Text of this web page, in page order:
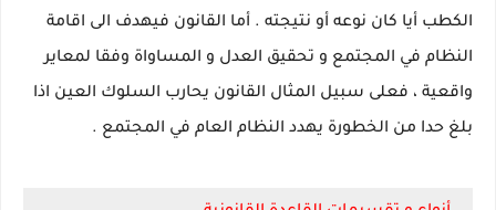
الكطب أيا كان نوعه أو نتيجته . أما القانون فيهدف الى اقامة
النظام في المجتمع و تحقيق العدل و المساواة وفقا لمعاير
واقعية ، فعلى سبيل المثال القانون يحارب السلوك العين اذا
بلغ حدا من الخطورة يهدد النظام العام في المجتمع .